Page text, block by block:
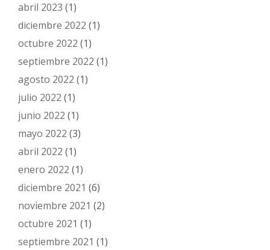
abril 2023 (1)
diciembre 2022 (1)
octubre 2022 (1)
septiembre 2022 (1)
agosto 2022 (1)
julio 2022 (1)
junio 2022 (1)
mayo 2022 (3)
abril 2022 (1)
enero 2022 (1)
diciembre 2021 (6)
noviembre 2021 (2)
octubre 2021 (1)
septiembre 2021 (1)